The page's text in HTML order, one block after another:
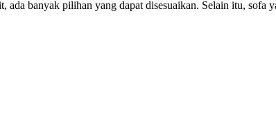
ada banyak pilihan yang dapat disesuaikan. Selain itu,